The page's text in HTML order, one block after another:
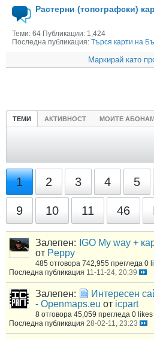
Растерни (топографски)
Теми: 64 Публикации: 1,424
Последна публикация: Търся карти на
Маркирай като
ТЕМИ АКТИВНОСТ МОИТЕ
1 2 3 4 5
9 10 11 46
Залепен: IGO My way +
от Peppy
485 отговора 742,955 прегледа 0
Последна публикация 11-11-24, 20:39
Залепен:
Интересен
- Openmaps.eu от icpart
8 отговора 45,059 прегледа 0 likes
Последна публикация 28-02-11, 23:23